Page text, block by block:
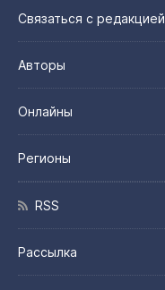
Связаться с редакцией
Авторы
Онлайны
Регионы
RSS
Рассылка